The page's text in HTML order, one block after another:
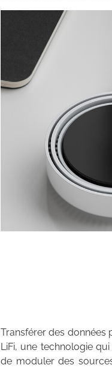
Transférer des données
LiFi, une technologie
de moduler des